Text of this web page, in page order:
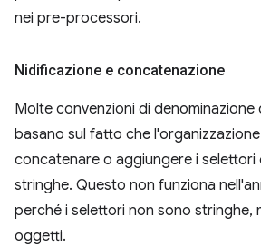
nei pre-processori.
Nidificazione e concatenazione
Molte convenzioni di denominazione
basano sul fatto che
concatenare o aggiungere i selettori
stringhe. Questo non funziona
perché i selettori non sono stringhe,
oggetti.